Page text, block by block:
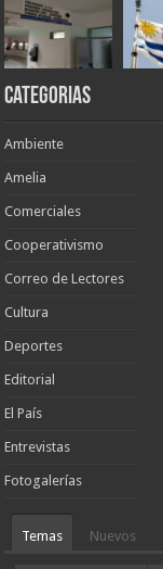
Categorias
Ambiente
Amelia
Comerciales
Cooperativismo
Correo de Lectores
Cultura
Deportes
Editorial
El País
Entrevistas
Fotogalerías
Temas Nuevos